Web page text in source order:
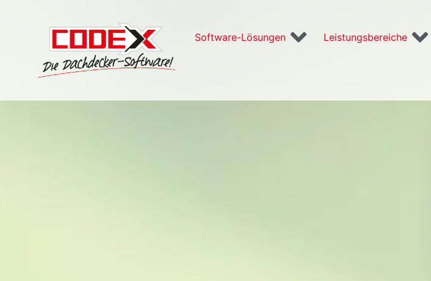
Software-Lösungen Leistungsbereiche